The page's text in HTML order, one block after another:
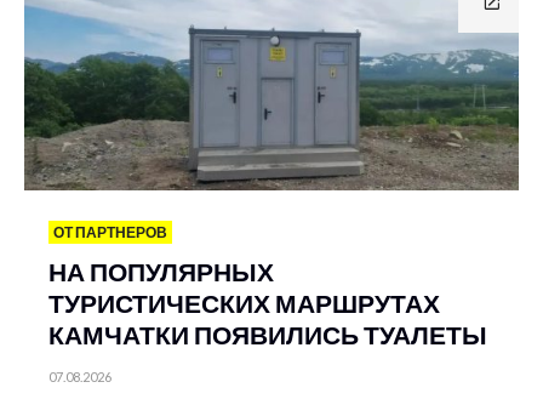
ОТ ПАРТНЕРОВ
НА ПОПУЛЯРНЫХ
ТУРИСТИЧЕСКИХ МАРШРУТАХ
КАМЧАТКИ ПОЯВИЛИСЬ ТУАЛЕТЫ
07.08.2026